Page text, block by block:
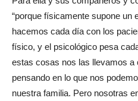
“porque físicamente supone un
hacemos cada día con los
físico, y el psicológico pesa
estas cosas nos las llevamos
pensando en lo que nos
nuestra familia. Pero nosotras